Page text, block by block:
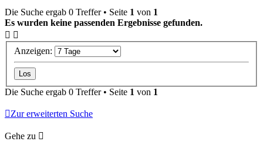
Die Suche ergab 0 Treffer • Seite 1 von 1
Es wurden keine passenden Ergebnisse gefunden.
Anzeigen:
Die Suche ergab 0 Treffer • Seite 1 von 1
Zur erweiterten Suche
Gehe zu